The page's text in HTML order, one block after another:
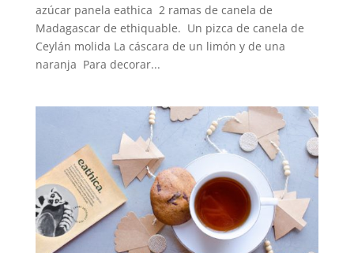
azúcar panela eathica 2 ramas de canela de
Madagascar de ethiquable. Un pizca de canela de
Ceylán molida La cáscara de un limón y de una
naranja Para decorar...